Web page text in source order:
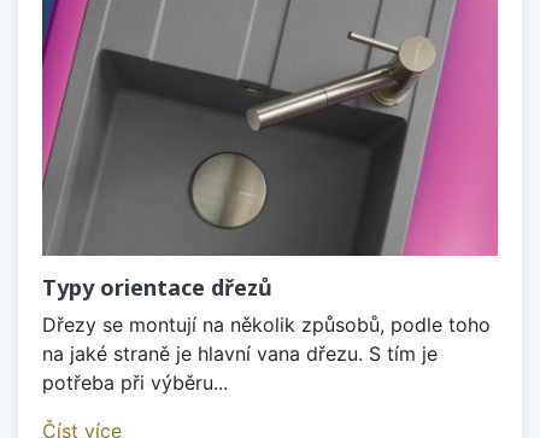
Typy orientace dřezů
Dřezy se montují na několik způsobů, podle toho
na jaké straně je hlavní vana dřezu. S tím je
potřeba při výběru...
Číst více